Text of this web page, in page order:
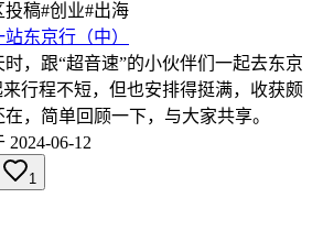
投稿#创业#出海
东京行（中）
，跟“超音速”的小伙伴们一起去东京
来行程不短，但也安排得挺满，收获颇
，简单回顾一下，与大家共享。
2024-06-12
1